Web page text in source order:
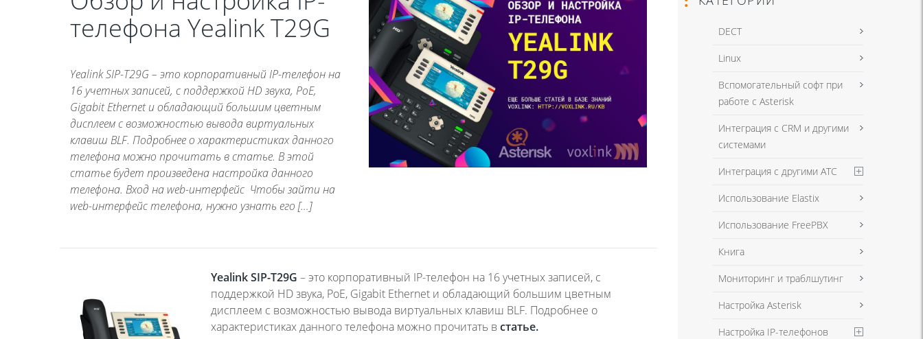
телефона Yealink T29G
Yealink SIP-T29G – это корпоративный IP-телефон на
16 учетных записей, с поддержкой HD звука, PoE,
Gigabit Ethernet и обладающий большим цветным
дисплеем с возможностью вывода виртуальных
клавиш BLF. Подробнее о характеристиках данного
телефона можно прочитать в статье. В этой
статье будет произведена настройка данного
телефона. Вход на web-интерфейс Чтобы зайти на
web-интерфейс телефона, нужно узнать его […]
Yealink SIP-T29G – это корпоративный IP-телефон на 16 учетных записей, с
поддержкой HD звука, PoE, Gigabit Ethernet и обладающий большим цветным
дисплеем с возможностью вывода виртуальных клавиш BLF. Подробнее о
характеристиках данного телефона можно прочитать встатье.
DECT
Linux
Вспомогательный софт при
работе с Asterisk
Интеграция с CRM и другими
системами
Интеграция с другими АТС
Использование Elastix
Использование FreePBX
Книга
Мониторинг и траблшутинг
Настройка Asterisk
Настройка IP-телефонов